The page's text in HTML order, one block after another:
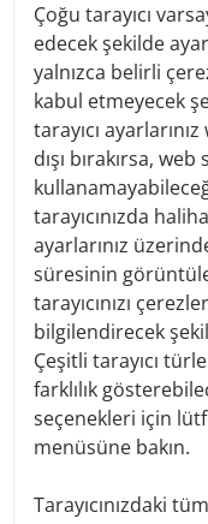
person
purpose
proof of
Transaction
account
Data on
card data,
Contractual
Personal
customers or
representation)
Data for the
requirements
Tax-relevant
notes)
Çoğu tarayıcı
edecek şekilde
yalnızca belirli
kabul etmeyecek
tarayıcı
dışı bırakırsa,
tarayıcınızda
ayarlarınız
süresinin
tarayıcınızı
bilgilendirecek
Çeşitli tarayıcı
farklılık
seçenekleri için
menüsüne bakın.
Tarayıcınızdaki